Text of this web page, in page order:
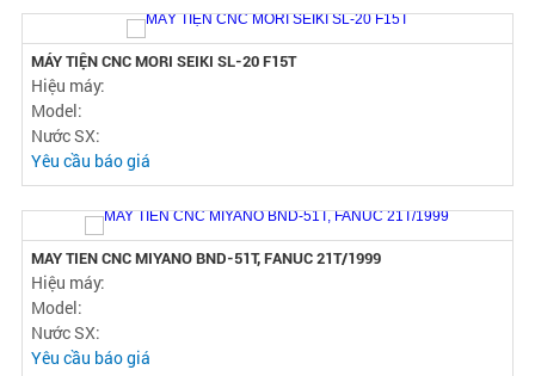
MÁY PHAY CNC MAKINO V33, HSK63, 2000 RPM, FANUC 16iM
Hiệu máy:
Model:
Nước SX:
Yêu cầu báo giá
MÁY TIÊN CNC MORI SEIKI ZL-15S, FANUC 0TC
Hiệu máy: MORI SEIKI
Model: ZL-15S
Nước SX:
Yêu cầu báo giá